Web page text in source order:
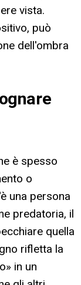
vista.
può
dell'ombra
è spesso
o
una persona
predatoria, il
quella
rifletta la
in un